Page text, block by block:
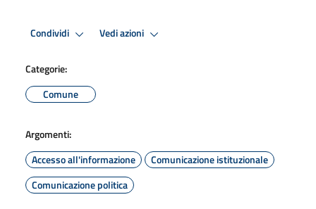
Condividi Vedi azioni
Categorie:
Comune
Argomenti:
Accesso all'informazione
Comunicazione istituzionale
Comunicazione politica